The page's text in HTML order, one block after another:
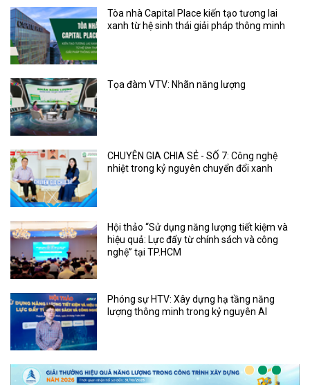
Tòa nhà Capital Place kiến tạo tương lai
xanh từ hệ sinh thái giải pháp thông minh
Tọa đàm VTV: Nhãn năng lượng
CHUYÊN GIA CHIA SẺ - SỐ 7: Công nghệ
nhiệt trong kỷ nguyên chuyển đổi xanh
Hội thảo “Sử dụng năng lượng tiết kiệm và
hiệu quả: Lực đẩy từ chính sách và công
nghệ” tại TP.HCM
Phóng sự HTV: Xây dựng hạ tầng năng
lượng thông minh trong kỷ nguyên AI